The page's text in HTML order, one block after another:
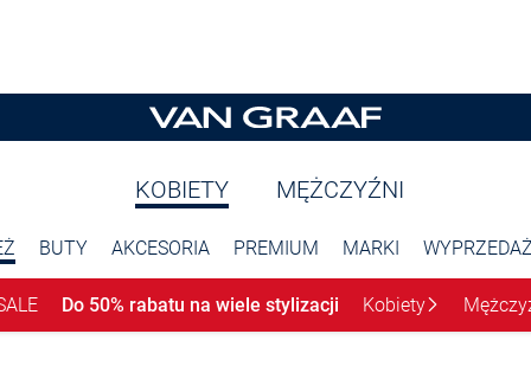
KOBIETY MĘŻCZYŹNI
BUTY AKCESORIA PREMIUM MARKI
Do 50% rabatu na wiele stylizacji Kobiety